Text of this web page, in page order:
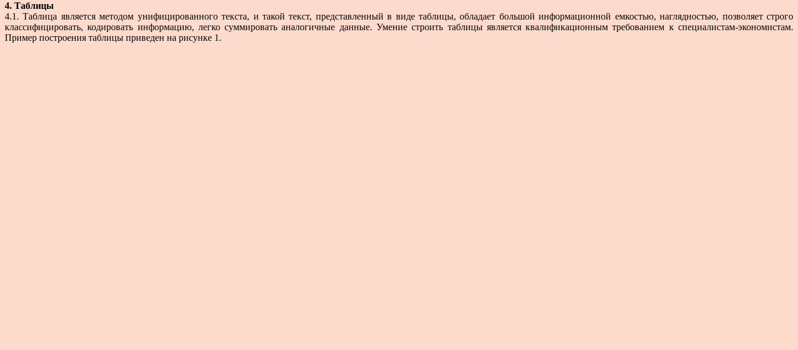
4. Таблицы
4.1. Таблица является методом унифицированного текста, и такой текст, представленный в виде таблицы, обладает большой информационной емкостью, наглядностью, позволяет строго
классифицировать, кодировать информацию, легко суммировать аналогичные данные. Умение строить таблицы является квалификационным требованием к специалистам-экономистам.
Пример построения таблицы приведен на рисунке 1.